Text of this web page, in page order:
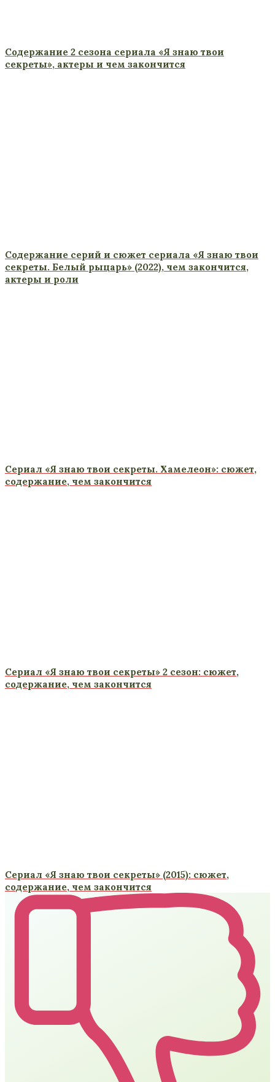
Содержание 2 сезона сериала «Я знаю твои
секреты», актеры и чем закончится
Содержание серий и сюжет сериала «Я знаю твои
секреты. Белый рыцарь» (2022), чем закончится,
актеры и роли
Сериал «Я знаю твои секреты. Хамелеон»: сюжет,
содержание, чем закончится
Сериал «Я знаю твои секреты» 2 сезон: сюжет,
содержание, чем закончится
Сериал «Я знаю твои секреты» (2015): сюжет,
содержание, чем закончится